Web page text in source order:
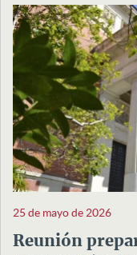
25 de mayo de 2026
Reunión